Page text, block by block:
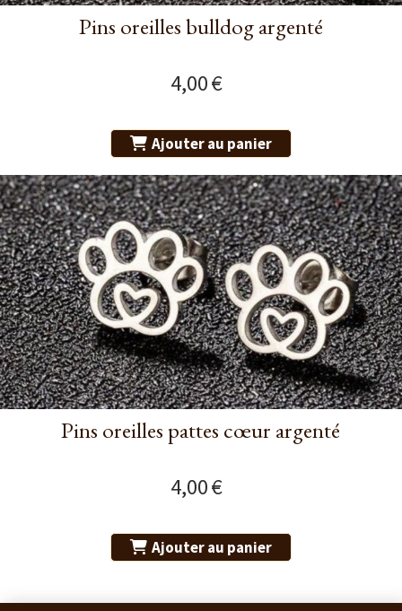
Pins oreilles bulldog argenté
4,00€
Ajouter au panier
Pins oreilles pattes cœur argenté
4,00€
Ajouter au panier